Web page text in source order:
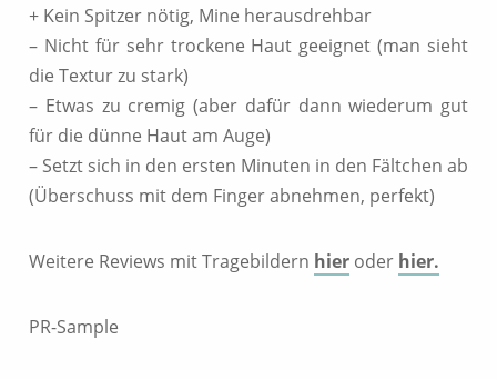
+ Kein Spitzer nötig, Mine herausdrehbar
– Nicht für sehr trockene Haut geeignet (man sieht
die Textur zu stark)
– Etwas zu cremig (aber dafür dann wiederum gut
für die dünne Haut am Auge)
– Setzt sich in den ersten Minuten in den Fältchen ab
(Überschuss mit dem Finger abnehmen, perfekt)
Weitere Reviews mit Tragebildern hier oder hier.
PR-Sample